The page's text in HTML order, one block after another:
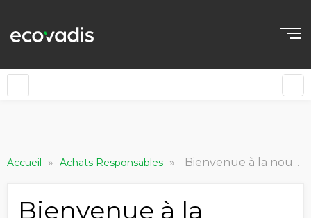
Accueil » Achats Responsables » Bienvenue à la nouvelle Charte Relations Fournisseurs et Achats Responsables
Bienvenue à la